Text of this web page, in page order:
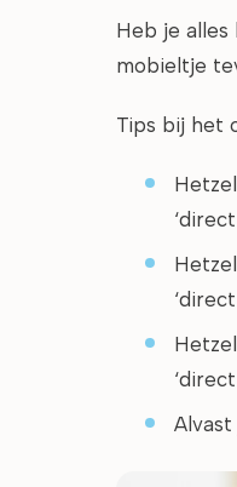
Heb je
mobieltje
Tips bij het